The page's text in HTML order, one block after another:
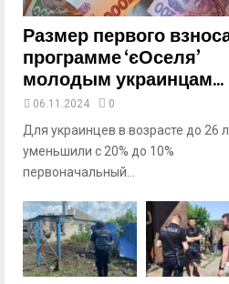
u
b
eРазмер первого
программе ‘єОселя’
молодым украинцам...
06.11.2024 0
Для украинцев в возрасте до 26
уменьшили с 20% до 10%
первоначальный...